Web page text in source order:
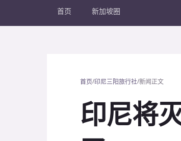
首页 新加坡圈
首页/印尼三阳旅行社/新闻正文
印尼将